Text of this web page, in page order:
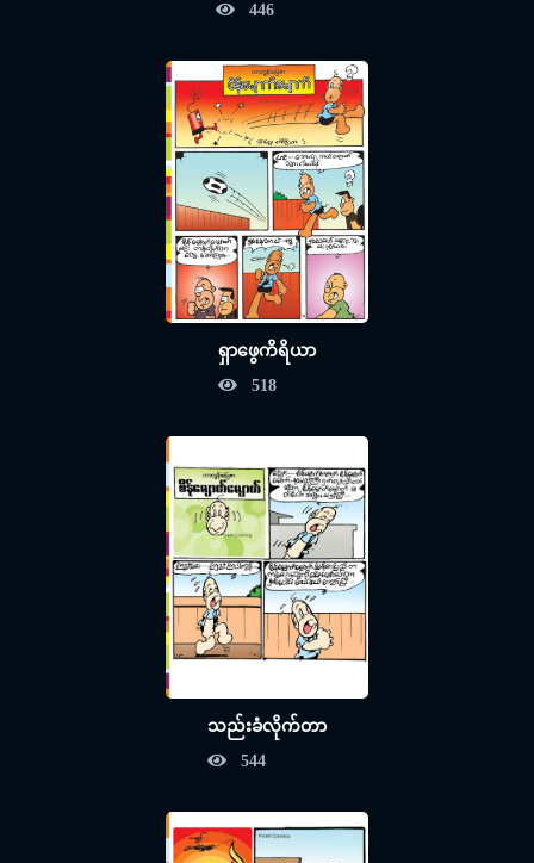
446
ရှာဖွေကိရိယာ
518
သည်းခံလိုက်တာ
544